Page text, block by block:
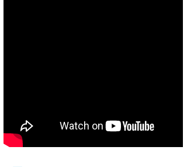
Core Surf Japan
Naoya Kimoto
メディア